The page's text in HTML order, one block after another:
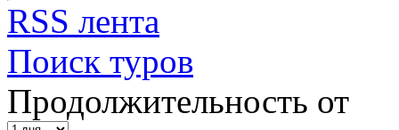
RSS лента
Поиск туров
Продолжительность от